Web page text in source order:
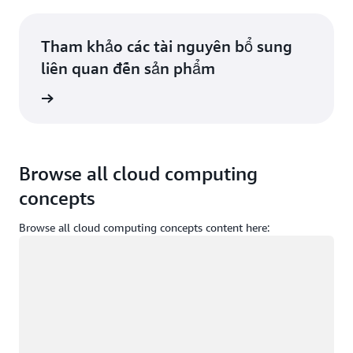
Tham khảo các tài nguyên bổ sung
liên quan đến sản phẩm
Browse all cloud computing
concepts
Browse all cloud computing concepts content here: